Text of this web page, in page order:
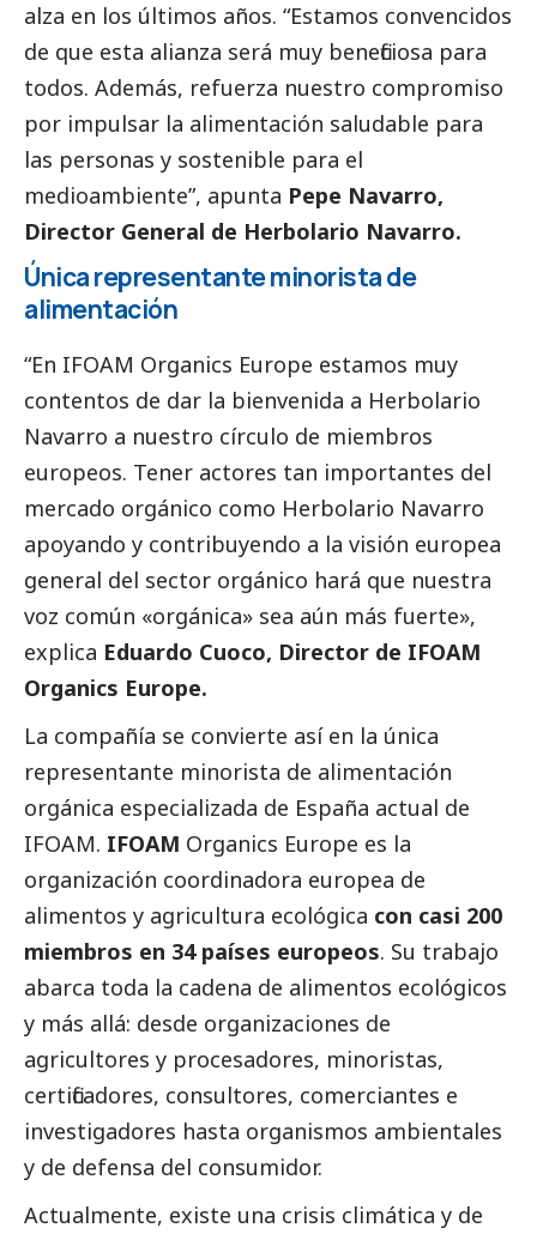
alza en los últimos años. “Estamos convencidos
de que esta alianza será muy beneficiosa para
todos. Además, refuerza nuestro compromiso
por impulsar la alimentación saludable para
las personas y sostenible para el
medioambiente”, apunta Pepe Navarro,
Director General de Herbolario Navarro.
Única representante minorista de
alimentación
“En IFOAM Organics Europe estamos muy
contentos de dar la bienvenida a Herbolario
Navarro a nuestro círculo de miembros
europeos. Tener actores tan importantes del
mercado orgánico como Herbolario Navarro
apoyando y contribuyendo a la visión europea
general del sector orgánico hará que nuestra
voz común «orgánica» sea aún más fuerte»,
explica Eduardo Cuoco, Director de IFOAM
Organics Europe.
La compañía se convierte así en la única
representante minorista de alimentación
orgánica especializada de España actual de
IFOAM. IFOAM Organics Europe es la
organización coordinadora europea de
alimentos y agricultura ecológica con casi 200
miembros en 34 países europeos. Su trabajo
abarca toda la cadena de alimentos ecológicos
y más allá: desde organizaciones de
agricultores y procesadores, minoristas,
certificadores, consultores, comerciantes e
investigadores hasta organismos ambientales
y de defensa del consumidor.
Actualmente, existe una crisis climática y de